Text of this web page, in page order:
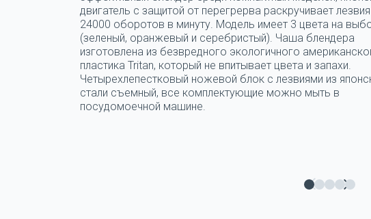
двигатель с защитой от перегрерва раскручивает
24000 оборотов в минуту. Модель имеет 3 цвета на
(зеленый, оранжевый и серебристый). Чаша блендера
изготовлена из безвредного экологичного
пластика Tritan, который не впитывает цвета и запахи.
Четырехлепестковый ножевой блок с лезвиями из
стали съемный, все комплектующие можно мыть в
посудомоечной машине.